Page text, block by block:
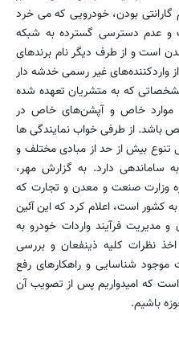
بودن، خودرویی كه می خرد
و عدم دسترسی گسترده به شبكه
و از طرف دیگر نام برندهای
واردكننده‌های غیر رسمی خدشه دار
كه به متشریان تعهده شده
موارد خاص و آپشن‌های خاص در
از طرفی خواب نمایندگی ها
تنوع بیش از حد از مبادی مختلف و
ساماندهی دارد. به گزارش مهر،
وزارت صنعت و معدن و تجارت که
کشور است، اعلام کرد که این آئین
مدیریت فرآیند واردات خودرو به
نظرات کلیه ذینفعان و بررسی
شناسایی و راهکارهای رفع
که امیدواریم پس از تصویب آن
باشیم.